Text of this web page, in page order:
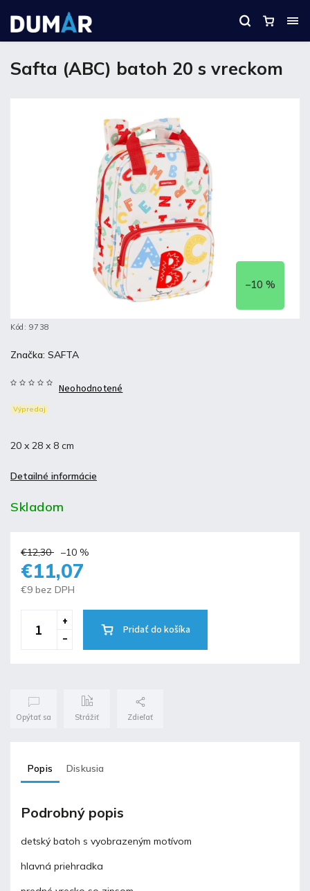
Safta (ABC) batoh 20 s vreckom
–10 %
Kód: 9738
Výpredaj
Neohodnotené
20 x 28 x 8 cm
Detailné informácie
Značka: SAFTA
Skladom
€12,30 –10 %
€11,07
€9 bez DPH
Pridať do košíka
Opýtať sa Strážiť Zdieľať
Popis Diskusia
Podrobný popis
detský batoh s vyobrazeným motívom
hlavná priehradka